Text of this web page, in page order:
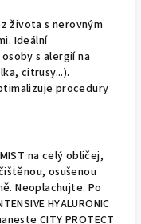
života s nerovným
Ideální
s alergií na
citrusy...).
procedury
na celý obličej,
osušenou
Neoplachujte. Po
HYALURONIC
CITY PROTECT